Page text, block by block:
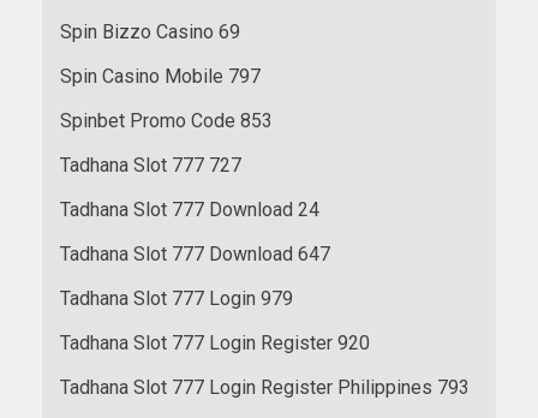
Spin Bizzo Casino 69
Spin Casino Mobile 797
Spinbet Promo Code 853
Tadhana Slot 777 727
Tadhana Slot 777 Download 24
Tadhana Slot 777 Download 647
Tadhana Slot 777 Login 979
Tadhana Slot 777 Login Register 920
Tadhana Slot 777 Login Register Philippines 793